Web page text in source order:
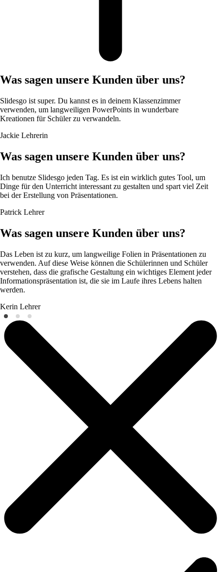
Was sagen unsere Kunden über uns?
Slidesgo ist super. Du kannst es in deinem Klassenzimmer
verwenden, um langweiligen PowerPoints in wunderbare
Kreationen für Schüler zu verwandeln.
Jackie Lehrerin
Was sagen unsere Kunden über uns?
Ich benutze Slidesgo jeden Tag. Es ist ein wirklich gutes Tool, um
Dinge für den Unterricht interessant zu gestalten und spart viel Zeit
bei der Erstellung von Präsentationen.
Patrick Lehrer
Was sagen unsere Kunden über uns?
Das Leben ist zu kurz, um langweilige Folien in Präsentationen zu
verwenden. Auf diese Weise können die Schülerinnen und Schüler
verstehen, dass die grafische Gestaltung ein wichtiges Element jeder
Informationspräsentation ist, die sie im Laufe ihres Lebens halten
werden.
Kerin Lehrer